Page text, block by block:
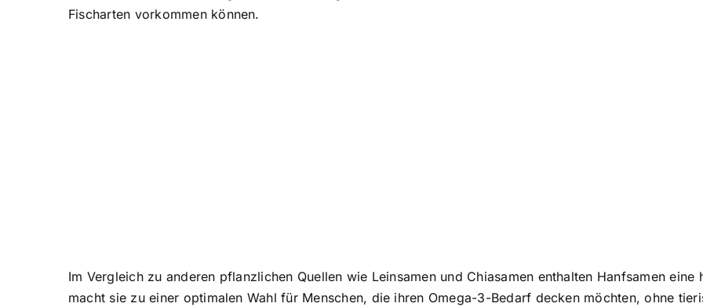
Fischarten vorkommen können.
Im Vergleich zu anderen pflanzlichen Quellen wie Leinsamen und Chiasamen enthalten Hanfsamen
macht sie zu einer optimalen Wahl für Menschen, die ihren Omega-3-Bedarf decken möchten, ohne